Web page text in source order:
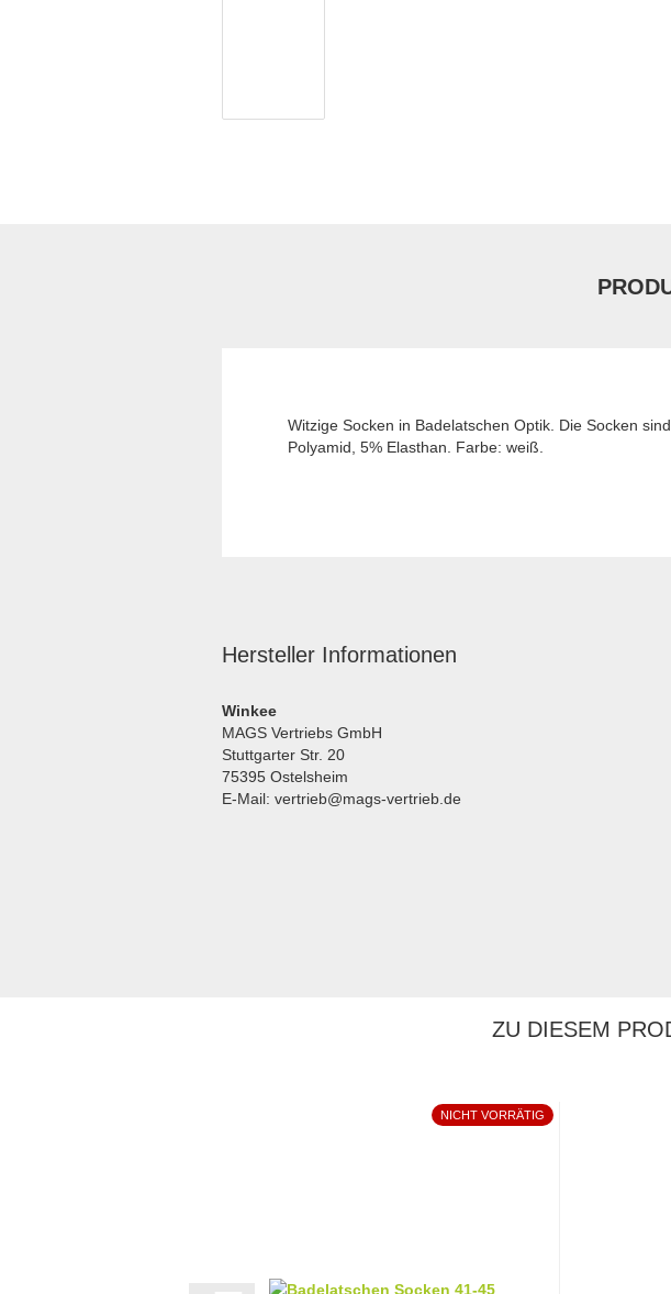
Witzige Socken in Badelatschen Optik. Die Socken
Polyamid, 5% Elasthan. Farbe: weiß.
Hersteller Informationen
Winkee
MAGS Vertriebs GmbH
Stuttgarter Str. 20
75395 Ostelsheim
E-Mail: vertrieb@mags-vertrieb.de
ZU DIESEM
NICHT VORRÄTIG